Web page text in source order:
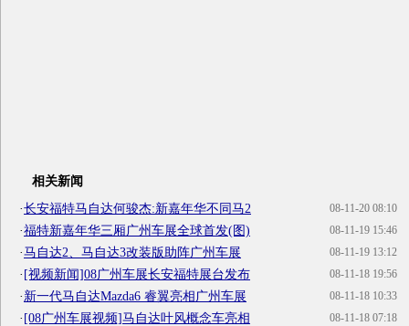
相关新闻
08-11-20 08:10
·长安福特马自达何骏杰:新嘉年华不同马2
08-11-19 15:46
·福特新嘉年华三厢广州车展全球首发(图)
08-11-19 13:12
·马自达2、马自达3改装版助阵广州车展
08-11-18 19:56
·[视频新闻]08广州车展长安福特展台发布
08-11-18 10:33
·新一代马自达Mazda6 睿翼亮相广州车展
08-11-18 07:18
·[08广州车展视频]马自达叶风概念车亮相